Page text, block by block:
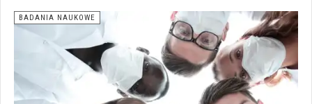
BADANIA NAUKOWE